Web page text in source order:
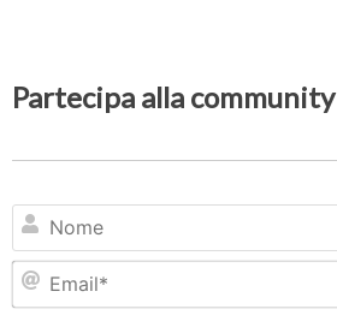
Partecipa alla community